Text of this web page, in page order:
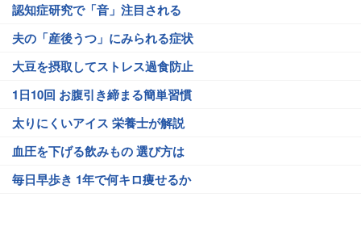
認知症研究で「音」注目される
夫の「産後うつ」にみられる症状
大豆を摂取してストレス過食防止
1日10回 お腹引き締まる簡単習慣
太りにくいアイス 栄養士が解説
血圧を下げる飲みもの 選び方は
毎日早歩き 1年で何キロ痩せるか